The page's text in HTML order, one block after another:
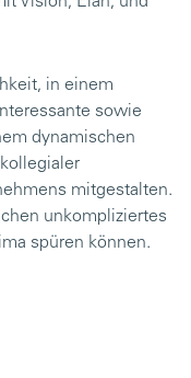
in einem
sowie
dynamischen
mitgestalten.
unkompliziertes
spüren können.